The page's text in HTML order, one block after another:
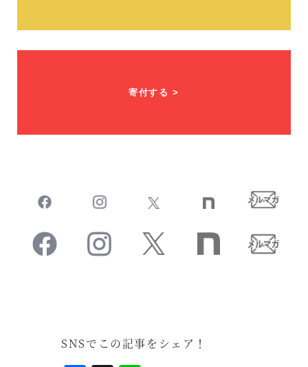
寄付する >
SNSでこの記事をシェア！